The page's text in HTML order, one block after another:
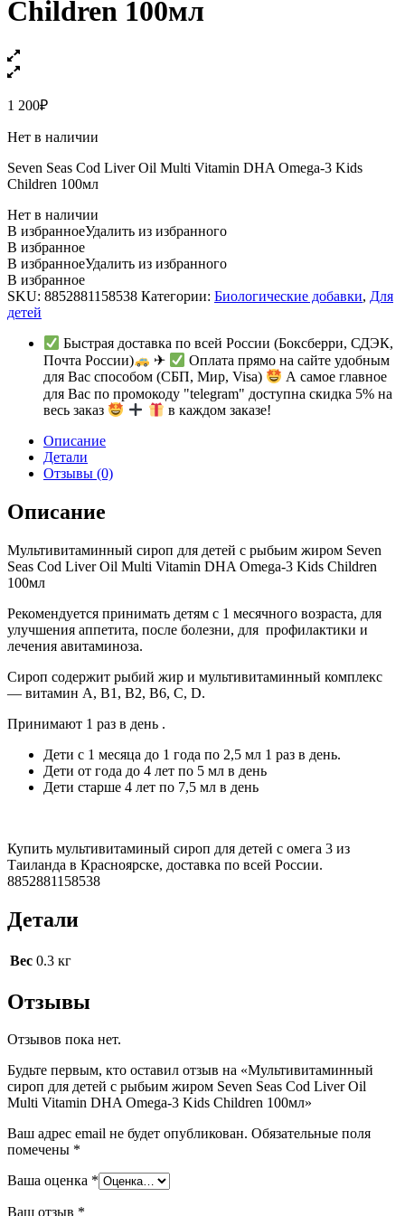
Children 100мл
1 200₽
Нет в наличии
Seven Seas Cod Liver Oil Multi Vitamin DHA Omega-3 Kids
Children 100мл
Нет в наличии
В избранноеУдалить из избранного
В избранное
В избранноеУдалить из избранного
В избранное
SKU: 8852881158538 Категории: Биологические добавки, Для
детей
Быстрая доставка по всей России (Боксберри, СДЭК,
Почта России)
✈
Оплата прямо на сайте удобным
для Вас способом (СБП, Мир, Visa)
А самое главное
для Вас по промокоду "telegram" доступна скидка 5% на
весь заказ
в каждом заказе!
Описание
Детали
Отзывы (0)
Описание
Мультивитаминный сироп для детей с рыбьим жиром Seven
Seas Cod Liver Oil Multi Vitamin DHA Omega-3 Kids Children
100мл
Рекомендуется принимать детям с 1 месячного возраста, для
улучшения аппетита, после болезни, для профилактики и
лечения авитаминоза.
Сироп содержит рыбий жир и мультивитаминный комплекс
— витамин A, B1, B2, B6, C, D.
Принимают 1 раз в день .
Дети с 1 месяца до 1 года по 2,5 мл 1 раз в день.
Дети от года до 4 лет по 5 мл в день
Дети старше 4 лет по 7,5 мл в день
Купить мультивитаминый сироп для детей с омега 3 из
Таиланда в Красноярске, доставка по всей России.
8852881158538
Детали
Вес 0.3 кг
Отзывы
Отзывов пока нет.
Будьте первым, кто оставил отзыв на «Мультивитаминный
сироп для детей с рыбьим жиром Seven Seas Cod Liver Oil
Multi Vitamin DHA Omega-3 Kids Children 100мл»
Ваш адрес email не будет опубликован. Обязательные поля
помечены *
Ваша оценка *
Ваш отзыв *